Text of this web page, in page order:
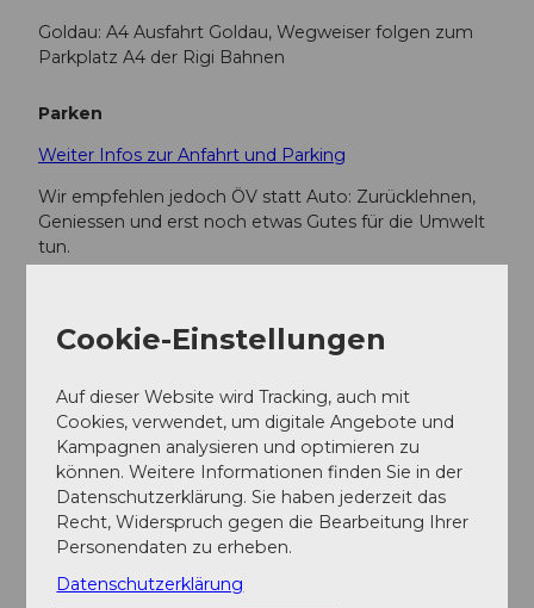
Goldau: A4 Ausfahrt Goldau, Wegweiser folgen zum
Parkplatz A4 der Rigi Bahnen
Parken
Weiter Infos zur Anfahrt und Parking
Wir empfehlen jedoch ÖV statt Auto: Zurücklehnen,
Geniessen und erst noch etwas Gutes für die Umwelt
tun.
Die Station Rigi Kulm erreichen Sie mit der
Das
Wanderticket
für diese Wanderung beinhaltet
folgende Bahnfahrten:
von Vitznau / Weggis nach Rigi Kulm mit der
Zahnradbahn oder Luftseilbahn
von Rigi Kaltbad nach Vitznau / Weggis mit der
Zahnradbahn oder Luftseilbahn
Die Fahrpläne der Rigi Bahnen finden Sie
Cookie-Einstellungen
Auf dieser Website wird Tracking, auch mit
Cookies, verwendet, um digitale Angebote und
Kampagnen analysieren und optimieren zu
können. Weitere Informationen finden Sie in der
Datenschutzerklärung. Sie haben jederzeit das
Recht, Widerspruch gegen die Bearbeitung Ihrer
Personendaten zu erheben.
Datenschutzerklärung